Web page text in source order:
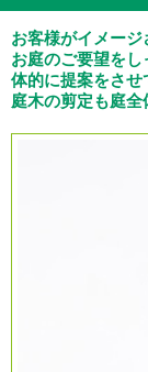
お客様がイメー
お庭のご要望を
体的に提案をさせ
庭木の剪定も庭全